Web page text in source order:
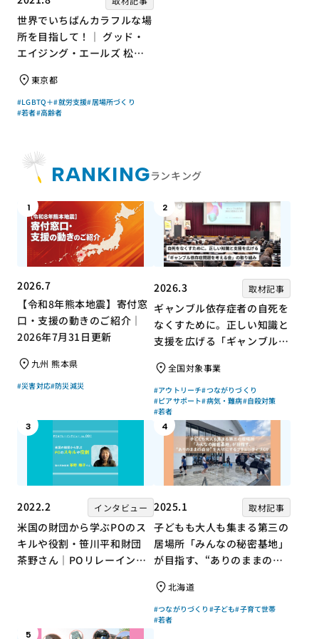
世界でいちばんカラフルな場
所を目指して！｜ グッド・
エイジング・エールズ 松中
慶子さん【聞き手】
東京都
#LGBTQ＋#就労支援#居場所づくり
#若者#高齢者
RANKINGランキング
1
2026.7
【令和8年熊本地震】寄付窓
口・支援の動きのご紹介｜
2026年7月31日更新
九州 熊本県
#災害対応#防災減災
2
2026.3 取材記事
ギャンブル依存症者の自死を
なくすために。正しい知識と
支援を広げる「ギャンブル依
組み全国対象事業
#アウトリーチ#つながりづくり
#ピアサポート#病気・難病#自殺対策
#若者
3
2022.2 インタビュー
米国の財団から学ぶPOのス
キルや役割・笹川平和財団
茶野さん｜POリレーインタ
4
2025.1 取材記事
子どもも大人も集まる第三の
居場所「みんなの秘密基地」
が目指す、“ありのままの自
ィづくり
北海道
#つながりづくり #子ども#子育て世帯
#若者
5